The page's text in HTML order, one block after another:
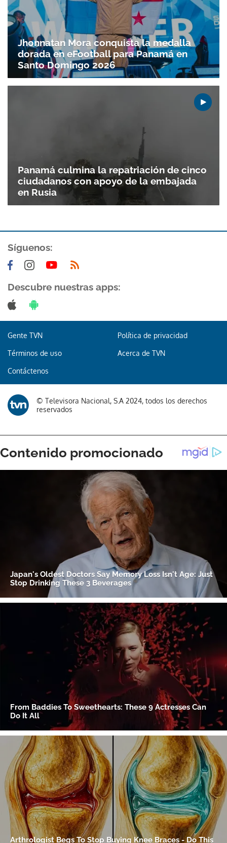
Gracias por suscribirte a nuestro boletín.
Jhonnatan Mora conquista la medalla
dorada en eFootball para Panamá en
Santo Doming­o 2026
Panamá culmina la repatriación de cinco
ciudadanos con apoyo de la embajada
en Rusia
Síguenos:
Descubre nuestras apps:
Gente TVN Política de privacidad
Términos de uso Acerca de TVN
Contáctenos
© Televisora Nacional, S.A 2024, todos los derechos
reservados